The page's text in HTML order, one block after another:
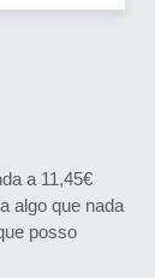
a 11,45€
algo que nada
posso